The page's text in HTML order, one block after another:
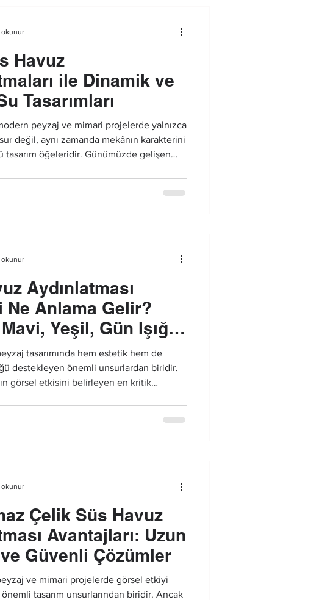
Havuz
ile Dinamik ve
Tasarımları
peyzaj ve mimari projelerde yalnızca
değil, aynı zamanda mekânın karakterini
tasarım öğeleridir. Günümüzde gelişen
okunur
Aydınlatması
Ne Anlama Gelir?
Mavi, Yeşil, Gün Işığı
Kullanımı
tasarımında hem estetik hem de
destekleyen önemli unsurlardan biridir.
görsel etkisini belirleyen en kritik
değiştirebilir ve bulunduğu alanın
okunur
Çelik Süs Havuz
Avantajları: Uzun
Güvenli Çözümler
ve mimari projelerde görsel etkiyi
tasarım unsurlarından biridir. Ancak
okunur